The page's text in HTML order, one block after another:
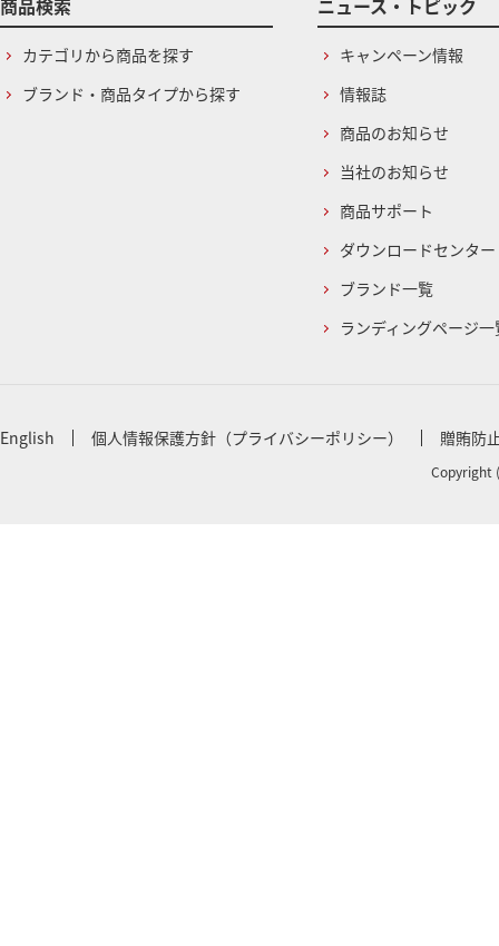
商品検索
カテゴリから商品を探す
ブランド・商品タイプから探す
ニュース・トピック
キャンペーン情報
情報誌
商品のお知らせ
当社のお知らせ
商品サポート
ダウンロードセンター
ブランド一覧
ランディングページ一
English 個人情報保護方針（プライバシーポリシー） 贈賄防
Copyright